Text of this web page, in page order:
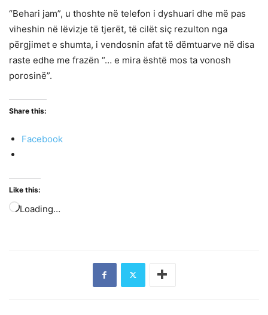
“Behari jam”, u thoshte në telefon i dyshuari dhe më pas
viheshin në lëvizje të tjerët, të cilët siç rezulton nga
përgjimet e shumta, i vendosnin afat të dëmtuarve në disa
raste edhe me frazën “… e mira është mos ta vonosh
porosinë”.
Share this:
Facebook
Like this:
Loading…